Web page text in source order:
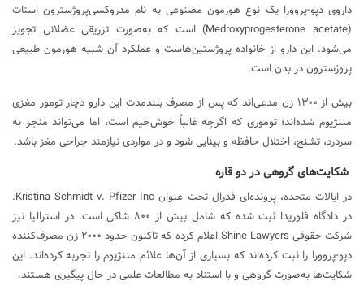
داروی دپو-پروورا یک نوع هورمون مصنوعی به نام مدروکسی‌پروژسترون استات
(Medroxyprogesterone acetate) است که به‌صورت تزریقی عضلانی تجویز
می‌شود. این دارو از خانواده پروژستین‌هاست و عملکرد آن شبیه هورمون طبیعی
پروژسترون در بدن است.
بیش از ۱۳۰۰ زن مدعی‌اند که پس از مصرف بلندمدت این دارو دچار تومور مغزی
مننژیوم شده‌اند؛ توموری که اگرچه غالباً خوش‌خیم است، اما می‌تواند منجر به
سردرد، تشنج، اختلال حافظه و بینایی شود و در مواردی نیازمند جراحی مغز باشد.
شکایت‌های گروهی در دو قاره
در ایالات متحده، پرونده‌ای فدرال تحت عنوان Kristina Schmidt v. Pfizer Inc.
در دادگاه فلوریدا ثبت شده که شامل بیش از ۸۰۰ شاکی است. در استرالیا نیز
شرکت حقوقی Shine Lawyers اعلام کرده که تاکنون حدود ۲۰۰۰ زن مصرف‌کننده
دپو-پروورا را ثبت کرده‌اند که بسیاری از آن‌ها علائم مننژیوم را تجربه کرده‌اند. این
شکایت‌ها به‌صورت گروهی و با استناد به مطالعات علمی در حال پیگیری هستند.